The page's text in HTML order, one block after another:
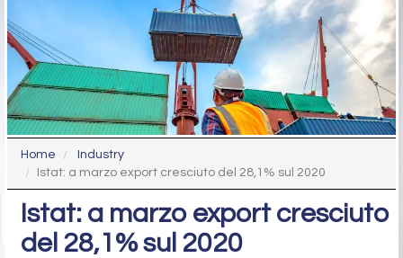
Home
Industry
Istat: a marzo export cresciuto del 28,1% sul 2020
Istat: a marzo export cresciuto
del 28,1% sul 2020